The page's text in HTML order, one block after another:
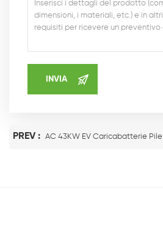
PREV : AC 43KW EV Caricabatterie